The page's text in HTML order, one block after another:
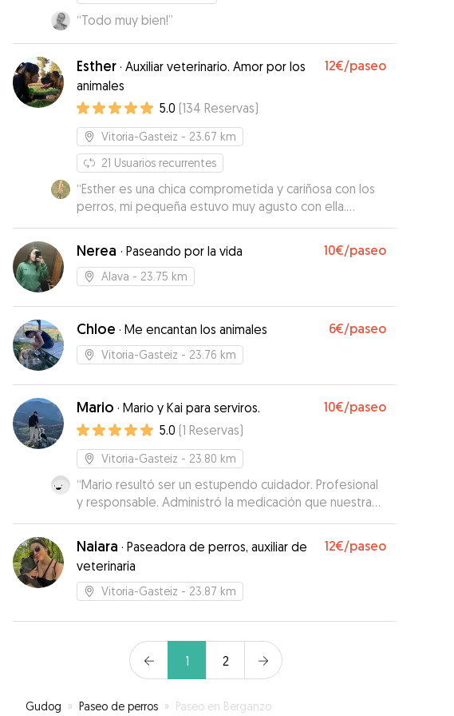
“Todo muy bien!”
Esther · Auxiliar veterinario. Amor por los
animales
12€/paseo
5.0 (134 Reservas)
Vitoria-Gasteiz - 23.67 km
21 Usuarios recurrentes
“Esther es una chica comprometida y cariñosa con los
perros, mi pequeña estuvo muy agusto con ella.
Repetiremos seguro”
Nerea · Paseando por la vida 10€/paseo
Alava - 23.75 km
Chloe · Me encantan los animales 6€/paseo
Vitoria-Gasteiz - 23.76 km
Mario · Mario y Kai para serviros. 10€/paseo
5.0 (1 Reservas)
Vitoria-Gasteiz - 23.80 km
“Mario resultó ser un estupendo cuidador. Profesional
y responsable. Administró la medicación que nuestra
border collie necesita y cuidó de su bienestar en todo
momento. Muchas gracias, Mario. Repetiremos ”
Naiara · Paseadora de perros, auxiliar de
veterinaria
12€/paseo
Vitoria-Gasteiz - 23.87 km
1 2
Gudog » Paseo de perros » Paseo en Berganzo